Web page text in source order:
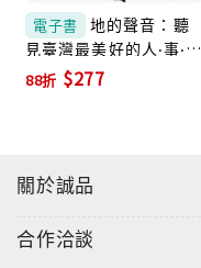
電子書
地的聲音：聽
見臺灣最美好的人‧事‧物
(電子書)
88折 $277
關於誠品
合作洽談